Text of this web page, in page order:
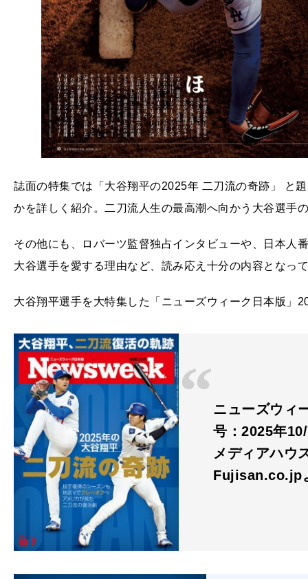
誌面の特集では「大谷翔平の2025年 二刀流の奇跡」 と
かを詳しく紹介。二刀流人生の最高潮へ向かう大谷選手
その他にも、ロバーツ監督独占インタビューや、日本人
大谷選手を愛する理由など、読み応え十分の内容となっ
大谷翔平選手を大特集した「ニューズウィーク日本版」
ニューズウィ
号：2025年
メディアハウ
Fujisan.co.jp